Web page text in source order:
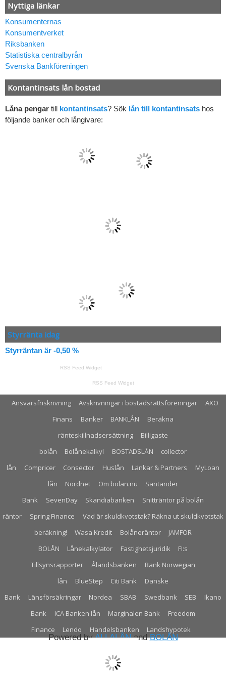
Nyttiga länkar
Konsumenternas
Konsumentverket
Riksbanken
Statistiska centralbyrån
Svenska Bankföreningen
Kontantinsats lån bostad
Låna pengar till kontantinsats? Sök lån till kontantinsats hos
följande banker och långivare:
Styrränta idag
Styrräntan är -0,50 %
RSS Feed Widget
RSS Feed Widget
Ansvarsfriskrivning Avskrivningar i bostadsrättsföreningar
AXO
Finans
Banker BANKLÅN
Beräkna
ränteskillnadsersättning
Billigaste
bolån
Bolånekalkyl BOSTADSLÅN
collector
lån
Compricer Consector Huslån Länkar & Partners
MyLoan
lån
Nordnet Om bolan.nu
Santander
Bank
SevenDay Skandiabanken
Snitträntor på bolån
räntor
Spring Finance
Vad är skuldkvotstak? Räkna ut skuldkvotstak
beräkning!
Wasa Kredit Bolåneräntor
JÄMFÖR
BOLÅN
Lånekalkylator Fastighetsjuridik
FI:s
Tillsynsrapporter
Ålandsbanken
Bank Norwegian
lån
BlueStep Citi Bank
Danske
Bank
Länsförsäkringar Nordea SBAB Swedbank SEB
Ikano
Bank
ICA Banken lån Marginalen Bank
Freedom
Finance
Lendo Handelsbanken Landshypotek
Powered byALLALÅNandBOLÅN